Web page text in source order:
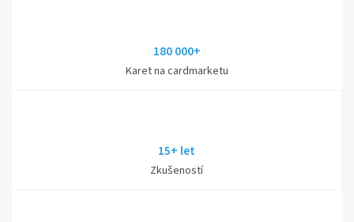
180 000+
Karet na cardmarketu
15+ let
Zkušeností